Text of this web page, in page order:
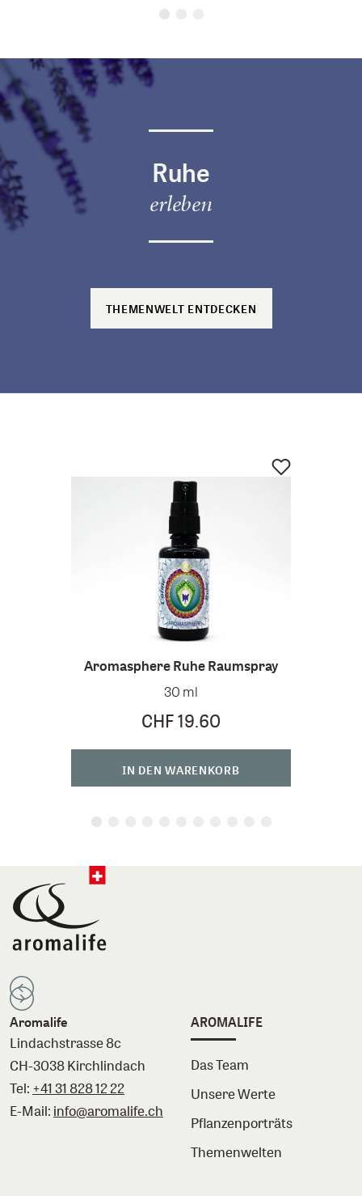
Ruhe
erleben
THEMENWELT ENTDECKEN
Aromasphere Ruhe Raumspray
30 ml
CHF 19.60
IN DEN WARENKORB
Aromalife
Lindachstrasse 8c
CH-3038 Kirchlindach
Tel: +41 31 828 12 22
E-Mail: info@aromalife.ch
AROMALIFE
Das Team
Unsere Werte
Pflanzenporträts
Themenwelten